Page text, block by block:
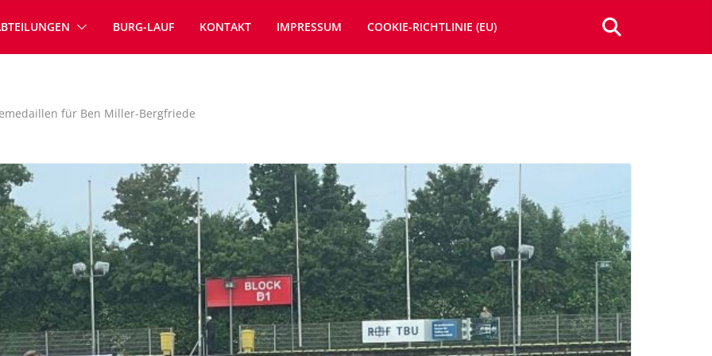
BURG-LAUF KONTAKT IMPRESSUM COOKIE-RICHTLINIE (EU)
für Ben Miller-Bergfriede